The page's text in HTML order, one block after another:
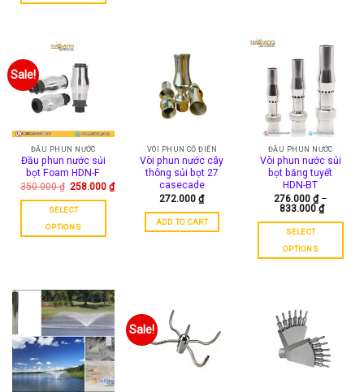
has
variants.
The
options
be
chosen
on
the
page
Sale!
ĐẦU PHUN NƯỚC
Đầu phun nước sủi
bọt Foam HDN-F
350.000₫ Original
was:
350.000 ₫.
258.000₫
price
is:
258.000 ₫.
SELECT
OPTIONS
multiple
variants.
The
options
may
be
chosen
VÒI PHUN CỔ ĐIỂN
Vòi phun nước cây
thông sủi bọt 27
casecade
272.000₫
ADD TO CART
ĐẦU PHUN NƯỚC
Vòi phun nước sủi
bọt băng tuyết
HDN-BT
276.000 ₫–
833.000 ₫
SELECT
OPTIONS
multiple
variants.
The
options
Sale!